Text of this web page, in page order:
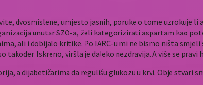
dvosmislene, umjesto jasnih, poruke o tome uzrokuje
unutar SZO-a, želi kategorizirati aspartam kao
ali i dobijalo kritike. Po IARC-u mi ne bismo ništa
također. Iskreno, viršla je daleko nezdravija. A više se
a dijabetičarima da regulišu glukozu u krvi. Obje stvari